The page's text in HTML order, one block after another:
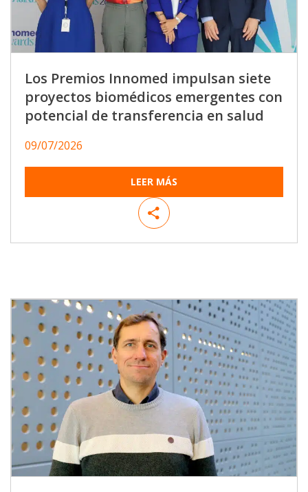
Los Premios Innomed impulsan siete
proyectos biomédicos emergentes con
potencial de transferencia en salud
09/07/2026
LEER MÁS